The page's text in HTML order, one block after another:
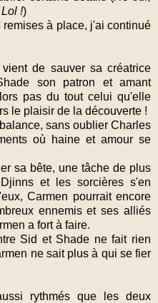
!)
à place, j'ai continué
de sauver sa créatrice
son patron et amant
pas du tout celui qu'elle
le plaisir de la découverte !
sans oublier Charles
où haine et amour se
sa bête, une tâche de plus
et les sorcières s'en
Carmen pourrait encore
ennemis et ses alliés
a fort à faire.
Sid et Shade ne fait rien
ne sait plus à qui se fier
rythmés que les deux